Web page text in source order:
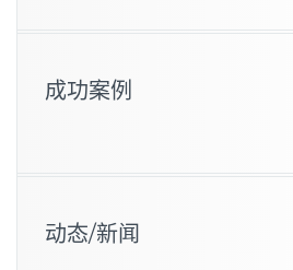
成功案例
动态/新闻